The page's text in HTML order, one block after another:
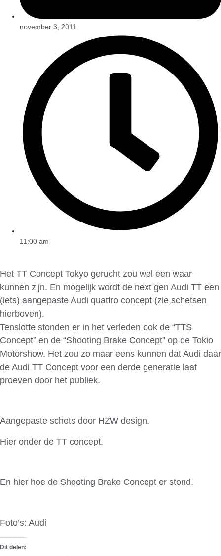
november 3, 2011
11:00 am
Het TT Concept Tokyo gerucht zou wel een waar
kunnen zijn. En mogelijk wordt de next gen Audi TT een
(iets) aangepaste Audi quattro concept (zie schetsen
hierboven).
Tenslotte stonden er in het verleden ook de “TTS
Concept” en de “Shooting Brake Concept” op de Tokio
Motorshow. Het zou zo maar eens kunnen dat Audi daar
de Audi TT Concept voor een derde generatie laat
proeven door het publiek.
Aangepaste schets door HZW design.
Hier onder de TT concept.
En hier hoe de Shooting Brake Concept er stond.
Foto’s: Audi
Dit delen: